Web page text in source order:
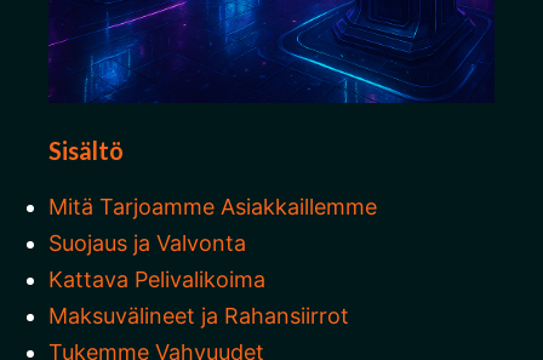
Sisältö
Mitä Tarjoamme Asiakkaillemme
Suojaus ja Valvonta
Kattava Pelivalikoima
Maksuvälineet ja Rahansiirrot
Tukemme Vahvuudet